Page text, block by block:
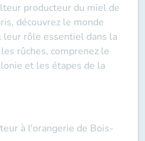
producteur du miel de
découvrez le monde
rôle essentiel dans la
rûches, comprenez le
et les étapes de la
à l'orangerie de Bois-